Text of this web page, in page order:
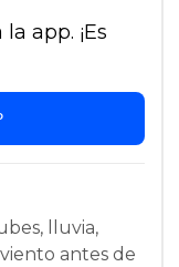
app. ¡Es
lluvia,
antes de